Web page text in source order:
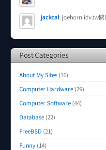
jackcal: joehorn.idv.tw
Post Categories
About My Sites (16)
Computer Hardware (29)
Computer Software (44)
Database (22)
FreeBSD (21)
Funny (14)